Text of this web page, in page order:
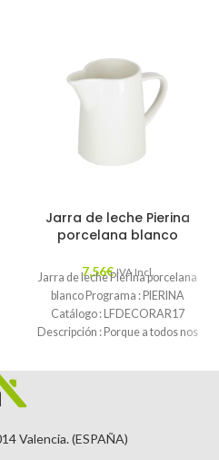
Jarra de leche Pierina
porcelana blanco
7,56€ IVA Incl.
Jarra de leche Pierina porcelana
blanco Programa : PIERINA
Catálogo : LFDECORAR17
Descripción : Porque a todos nos
Valencia. (ESPAÑA)